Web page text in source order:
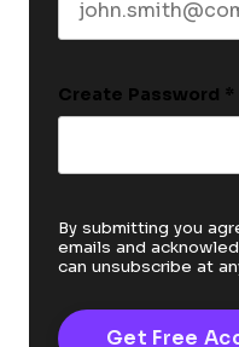
Create Password *
By submitting you
emails and
can unsubscribe at